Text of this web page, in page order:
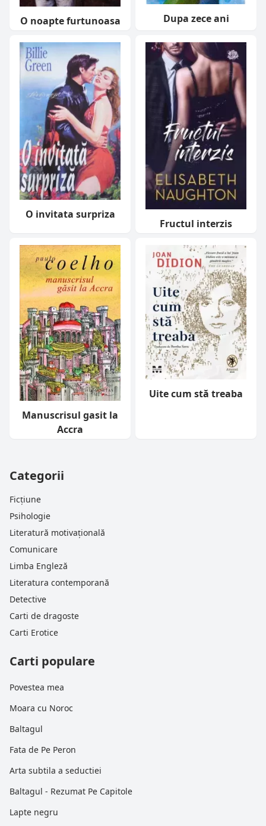
O noapte furtunoasa Dupa zece ani
O invitata surpriza
Fructul interzis
Manuscrisul gasit la
Accra
Uite cum stă treaba
Categorii
Ficțiune
Psihologie
Literatură motivațională
Comunicare
Limba Engleză
Literatura contemporană
Detective
Carti de dragoste
Carti Erotice
Carti populare
Povestea mea
Moara cu Noroc
Baltagul
Fata de Pe Peron
Arta subtila a seductiei
Baltagul - Rezumat Pe Capitole
Lapte negru